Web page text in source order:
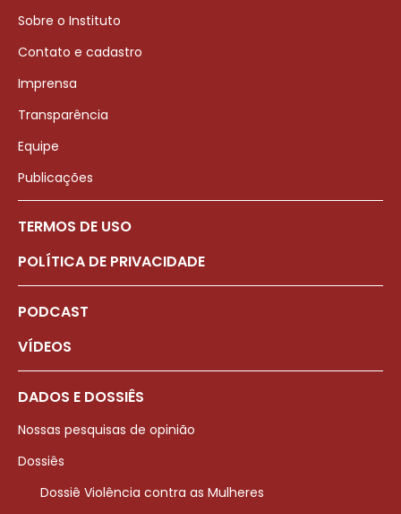
Sobre o Instituto
Contato e cadastro
Imprensa
Transparência
Equipe
Publicações
TERMOS DE USO
POLÍTICA DE PRIVACIDADE
PODCAST
VÍDEOS
DADOS E DOSSIÊS
Nossas pesquisas de opinião
Dossiês
Dossiê Violência contra as Mulheres